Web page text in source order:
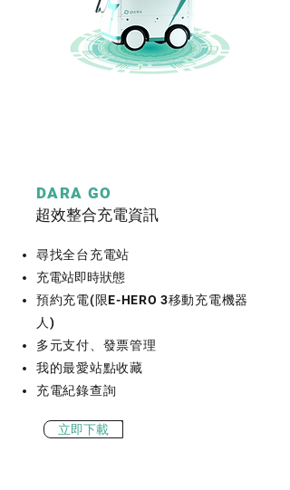
DARA GO
超效整合充電資訊
尋找全台充電站
充電站即時狀態
預約充電(限E-HERO 3移動充電機器
人)
多元支付、發票管理
我的最愛站點收藏
充電紀錄查詢
立即下載